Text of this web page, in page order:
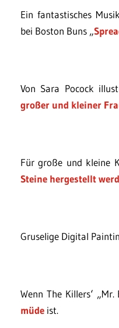
Ein fantastisches
bei Boston Buns „
Von Sara Pocock
großer und kleiner
Für große und kleine
Steine hergestellt
Gruselige Digital
Wenn The Killers‘
müde ist.